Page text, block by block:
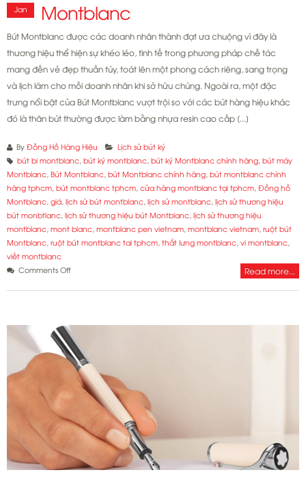
Jan
Montblanc
Bút Montblanc được các doanh nhân thành đạt ưa chuộng vì đây là
thương hiệu thể hiện sự khéo léo, tinh tế trong phương pháp chế tác
mang đến vẻ đẹp thuần túy, toát lên một phong cách riêng, sang trọng
và lịch lãm cho mỗi doanh nhân khi sở hữu chúng. Ngoài ra, một đặc
trưng nổi bật của Bút Montblanc vượt trội so với các bút hàng hiệu khác
đó là thân bút thường được làm bằng nhựa resin cao cấp [...]
By Đồng Hồ Hàng Hiệu
Lịch sử bút ký
bút bi montblanc, bút ký montblanc, bút ký Montblanc chính hãng, bút máy
Montblanc, Bút Montblanc, bút Montblanc chính hãng, bút montblanc chính
hãng tphcm, bút montblanc tphcm, cửa hàng montblanc tại tphcm, Đồng hồ
Montblanc, giá, lịch sử bút montblanc, lịch sử montblanc, lịch sử thương hiệu
bút monbtlanc, lịch sử thương hiệu bút Montblanc, lịch sử thương hiệu
montblanc, mont blanc, montblanc pen vietnam, montblanc vietnam, ruột bút
Montblanc, ruột bút montblanc tai tphcm, thắt lưng montblanc, vi montblanc,
viết montblanc
Comments Offon
hiệu
bút
Montblanc
Read more...